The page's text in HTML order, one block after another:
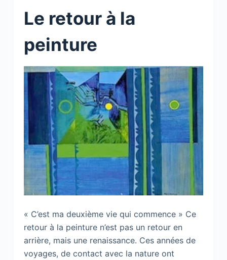
Le retour à la
peinture
« C’est ma deuxième vie qui commence » Ce
retour à la peinture n’est pas un retour en
arrière, mais une renaissance. Ces années de
voyages, de contact avec la nature ont